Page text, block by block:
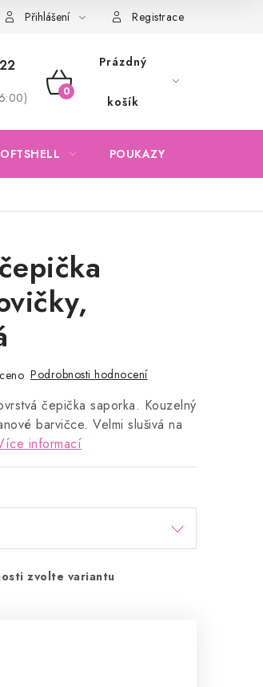
Podmínky ochrany osobních údajů
Přihlášení Registrace
NÁKUPNÍ
Prázdný
košík
POUKAZY
Podrobnosti hodnocení
čepička saporka. Kouzelný
barvičce. Velmi slušivá na
informací
zvolte variantu